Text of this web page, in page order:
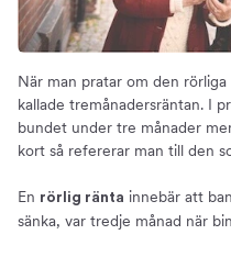
När man pratar om den
kallade tremånadersräntan. I
bundet under tre månader
kort så refererar man till den
En rörlig ränta innebär att
sänka, var tredje månad när